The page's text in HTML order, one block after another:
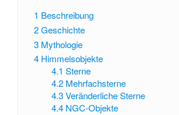
1 Beschreibung
2Geschichte
3 Mythologie
4 Himmelsobjekte
4.1 Sterne
4.2 Mehrfachsterne
4.3 Veränderliche Sterne
4.4 NGC-Objekte